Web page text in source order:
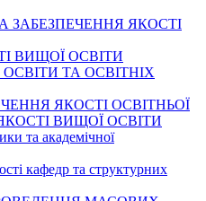
ЗАБЕЗПЕЧЕННЯ ЯКОСТІ
ВИЩОЇ ОСВІТИ
ТА ОСВІТНІХ
ЯКОСТІ ОСВІТНЬОЇ
ВИЩОЇ ОСВІТИ
та академічної
кафедр та структурних